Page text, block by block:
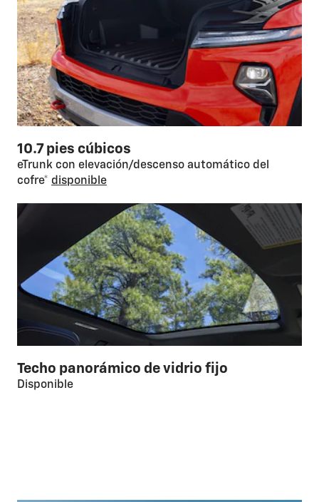
10.7 pies cúbicos
eTrunk con elevación/descenso automático del
cofre* disponible
Techo panorámico de vidrio fijo
Disponible